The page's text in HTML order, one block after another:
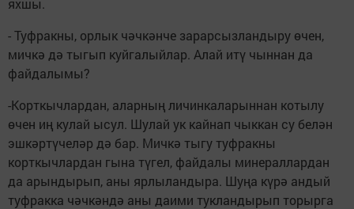
- Туфракны, орлык чәчкәнче зарарсызландыру өчен,
мичкә дә тыгып куйгалыйлар. Алай итү чыннан да
файдалымы?
-Корткычлардан, аларның личинкаларыннан котылу
өчен иң кулай ысул. Шулай ук кайнап чыккан су белән
эшкәртүчеләр дә бар. Мичкә тыгу туфракны
корткычлардан гына түгел, файдалы минераллардан
да арындырып, аны ярлыландыра. Шуңа күрә андый
туфракка чәчкәндә аны даими тукландырып торырга